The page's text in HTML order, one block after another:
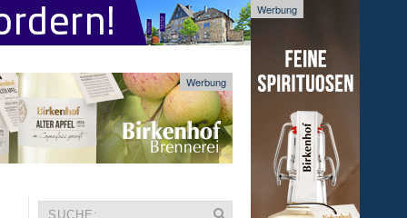
Werbung
Werbung